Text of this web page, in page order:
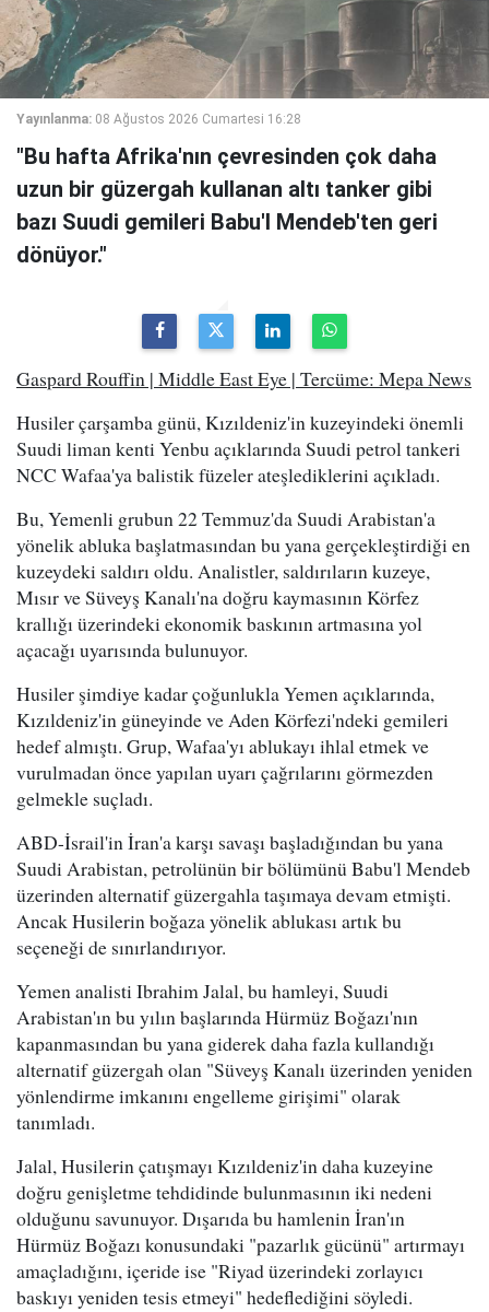
Yayınlanma: 08 Ağustos 2026 Cumartesi 16:28
"Bu hafta Afrika'nın çevresinden çok daha
uzun bir güzergah kullanan altı tanker gibi
bazı Suudi gemileri Babu'l Mendeb'ten geri
dönüyor."
Gaspard Rouffin | Middle East Eye | Tercüme: Mepa News
Husiler çarşamba günü, Kızıldeniz'in kuzeyindeki önemli
Suudi liman kenti Yenbu açıklarında Suudi petrol tankeri
NCC Wafaa'ya balistik füzeler ateşlediklerini açıkladı.
Bu, Yemenli grubun 22 Temmuz'da Suudi Arabistan'a
yönelik abluka başlatmasından bu yana gerçekleştirdiği en
kuzeydeki saldırı oldu. Analistler, saldırıların kuzeye,
Mısır ve Süveyş Kanalı'na doğru kaymasının Körfez
krallığı üzerindeki ekonomik baskının artmasına yol
açacağı uyarısında bulunuyor.
Husiler şimdiye kadar çoğunlukla Yemen açıklarında,
Kızıldeniz'in güneyinde ve Aden Körfezi'ndeki gemileri
hedef almıştı. Grup, Wafaa'yı ablukayı ihlal etmek ve
vurulmadan önce yapılan uyarı çağrılarını görmezden
gelmekle suçladı.
ABD-İsrail'in İran'a karşı savaşı başladığından bu yana
Suudi Arabistan, petrolünün bir bölümünü Babu'l Mendeb
üzerinden alternatif güzergahla taşımaya devam etmişti.
Ancak Husilerin boğaza yönelik ablukası artık bu
seçeneği de sınırlandırıyor.
Yemen analisti Ibrahim Jalal, bu hamleyi, Suudi
Arabistan'ın bu yılın başlarında Hürmüz Boğazı'nın
kapanmasından bu yana giderek daha fazla kullandığı
alternatif güzergah olan "Süveyş Kanalı üzerinden yeniden
yönlendirme imkanını engelleme girişimi" olarak
tanımladı.
Jalal, Husilerin çatışmayı Kızıldeniz'in daha kuzeyine
doğru genişletme tehdidinde bulunmasının iki nedeni
olduğunu savunuyor. Dışarıda bu hamlenin İran'ın
Hürmüz Boğazı konusundaki "pazarlık gücünü" artırmayı
amaçladığını, içeride ise "Riyad üzerindeki zorlayıcı
baskıyı yeniden tesis etmeyi" hedeflediğini söyledi.